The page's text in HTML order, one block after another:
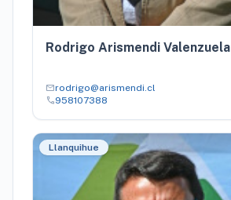
Rodrigo Arismendi Valenzuela
mailrodrigo@arismendi.cl
call958107388
Llanquihue